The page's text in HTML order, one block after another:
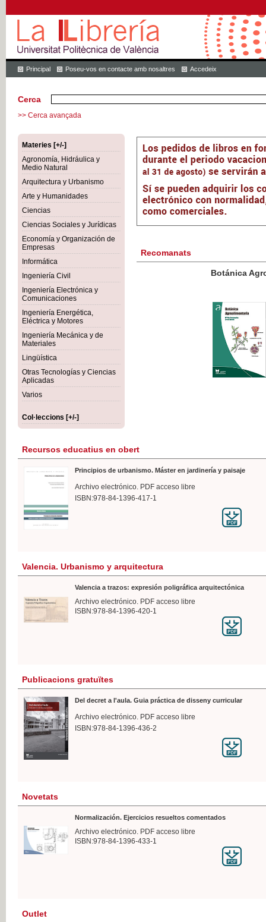
Principal Poseu-vos en contacte amb nosaltres Accedeix
Cerca
>> Cerca avançada
Materies [+/-]
Agronomía, Hidráulica y
Medio Natural
Arquitectura y Urbanismo
Arte y Humanidades
Ciencias
Ciencias Sociales y Jurídicas
Economía y Organización de
Empresas
Informática
Ingeniería Civil
Ingeniería Electrónica y
Comunicaciones
Ingeniería Energética,
Eléctrica y Motores
Ingeniería Mecánica y de
Materiales
Lingüística
Otras Tecnologías y Ciencias
Aplicadas
Varios
Col·leccions [+/-]
Recomanats
Botánica Agroalimentaria
IVA
Recursos educatius en obert
Principios de urbanismo. Máster en jardinería y paisaje
Archivo electrónico. PDF acceso libre
ISBN:978-84-1396-417-1
Valencia. Urbanismo y arquitectura
Valencia a trazos: expresión poligráfica arquitectónica
Archivo electrónico. PDF acceso libre
ISBN:978-84-1396-420-1
Publicacions gratuïtes
Del decret a l'aula. Guia práctica de disseny curricular
Archivo electrónico. PDF acceso libre
ISBN:978-84-1396-436-2
Novetats
Normalización. Ejercicios resueltos comentados
Archivo electrónico. PDF acceso libre
ISBN:978-84-1396-433-1
Outlet